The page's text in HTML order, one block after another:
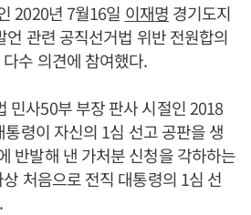
2020년 7월16일 이재명 경기도지
언 관련 공직선거법 위반 전원합의
수 의견에 참여했다.
민사50부 부장 판사 시절인 2018
령이 자신의 1심 선고 공판을 생
반발해 낸 가처분 신청을 각하하는
처음으로 전직 대통령의 1심 선